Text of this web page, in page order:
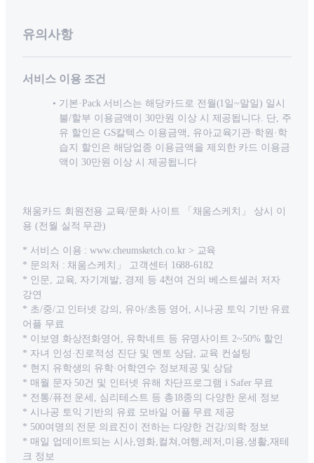
유의사항
서비스 이용 조건
기본·Pack 서비스는 해당카드로 전월(1일~말일) 일시
불/할부 이용금액이 30만원 이상 시 제공됩니다. 단, 주
유 할인은 GS칼텍스 이용금액, 유아교육기관·학원·학
습지 할인은 해당업종 이용금액을 제외한 카드 이용금
액이 30만원 이상 시 제공됩니다
채움카드 회원전용 교육/문화 사이트 「채움스케치」 상시 이
용 (전월 실적 무관)
* 서비스 이용 : www.cheumsketch.co.kr > 교육
* 문의처 : 채움스케치」 고객센터 1688-6182
* 인문, 교육, 자기계발, 경제 등 4천여 건의 베스트셀러 저자
강연
* 초/중/고 인터넷 강의, 유아/초등 영어, 시나공 토익 기반 유료
어플 무료
* 이보영 화상전화영어, 유학네트 등 유명사이트 2~50% 할인
* 자녀 인성·진로적성 진단 및 멘토 상담, 교육 컨설팅
* 현지 유학생의 유학·어학연수 정보제공 및 상담
* 매월 문자 50건 및 인터넷 유해 차단프로그램 i Safer 무료
* 전통/퓨전 운세, 심리테스트 등 총18종의 다양한 운세 정보
* 시나공 토익 기반의 유료 모바일 어플 무료 제공
* 500여명의 전문 의료진이 전하는 다양한 건강/의학 정보
* 매일 업데이트되는 시사,영화,컬쳐,여행,레저,미용,생활,재테
크 정보